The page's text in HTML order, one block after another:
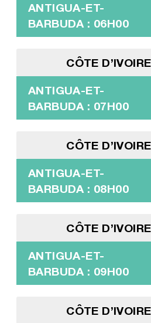
ANTIGUA-ET-
BARBUDA : 06H00
CÔTE
ANTIGUA-ET-
BARBUDA : 07H00
CÔTE
ANTIGUA-ET-
BARBUDA : 08H00
CÔTE
ANTIGUA-ET-
BARBUDA : 09H00
CÔTE